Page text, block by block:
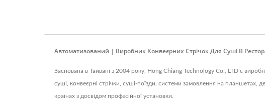
Автоматизований | Виробник Конвеєрних Стрічок Для Суші В
Заснована в Тайвані з 2004 року, Hong Chiang Technology Co., LTD є
суші, конвеєрні стрічки, суші-поїзди, системи замовлення на
країнах з досвідом професійної установки.